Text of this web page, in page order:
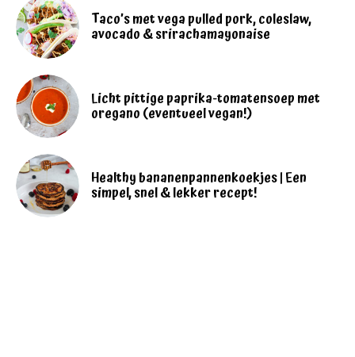
Taco’s met vega pulled pork, coleslaw,
avocado & srirachamayonaise
Licht pittige paprika-tomatensoep met
oregano (eventueel vegan!)
Healthy bananenpannenkoekjes | Een
simpel, snel & lekker recept!